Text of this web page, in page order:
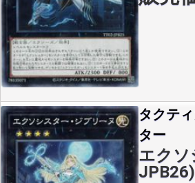
タクテ
ター
エク
JPB26)